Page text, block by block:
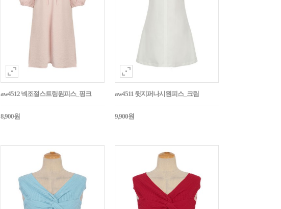
aw4512 넥조절스트링원피스_핑크
8,900원
aw4511 뒷지퍼나시원피스_크림
9,900원